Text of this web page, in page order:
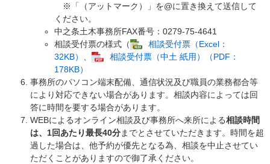
​※「（アットマーク）」を@に置き換えて送信して
ください。
中之条土木事務所FAX番号：0279-75-4641
相談受付票の様式（
相談受付票（Excel：
32KB）
相談受付票（中土 紙用）（PDF：
178KB）
事務所のパソコン端末配備、通信状況及び職員の業務都合等
により対応できない場合があります。相談内容によっては回
答に時間を要する場合があります。
WEBによるオンライン相談及び事務所へ来所による相談時間
は、1回あたり最長40分までとさせていただきます。時間を超
過した場合は、他予約が優先となる為、相談を中止させてい
ただくことがありますので御了承ください。